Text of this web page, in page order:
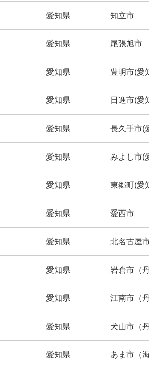
愛知県 知立市
愛知県 尾張旭市
愛知県 豊明市(愛
愛知県 日進市(愛
愛知県 長久手市(
愛知県 みよし市(
愛知県 東郷町(愛
愛知県 愛西市
愛知県 北名古屋
愛知県 岩倉市（
愛知県 江南市（
愛知県 犬山市（
愛知県 あま市（